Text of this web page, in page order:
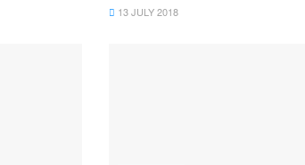
13 JULY 2018